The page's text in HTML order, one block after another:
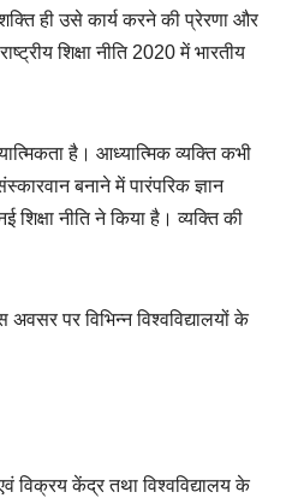
ही उसे कार्य करने की प्रेरणा और
शिक्षा नीति 2020 में भारतीय
है। आध्यात्मिक व्यक्ति कभी
बनाने में पारंपरिक ज्ञान
नीति ने किया है। व्यक्ति की
पर विभिन्न विश्वविद्यालयों के
विक्रय केंद्र तथा विश्वविद्यालय के